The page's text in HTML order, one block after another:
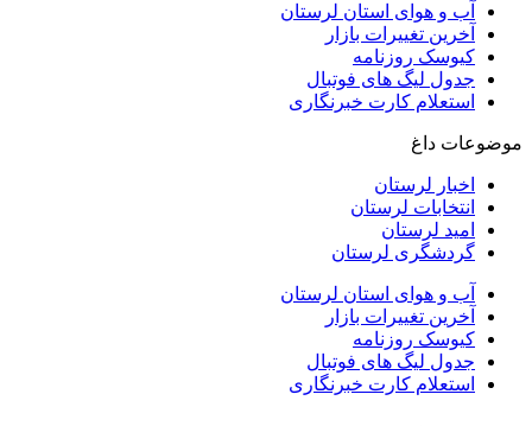
آب و هوای استان لرستان
آخرین تغییرات بازار
کیوسک روزنامه
جدول لیگ های فوتبال
استعلام کارت خبرنگاری
موضوعات داغ
اخبار لرستان
انتخابات لرستان
امید لرستان
گردشگری لرستان
آب و هوای استان لرستان
آخرین تغییرات بازار
کیوسک روزنامه
جدول لیگ های فوتبال
استعلام کارت خبرنگاری